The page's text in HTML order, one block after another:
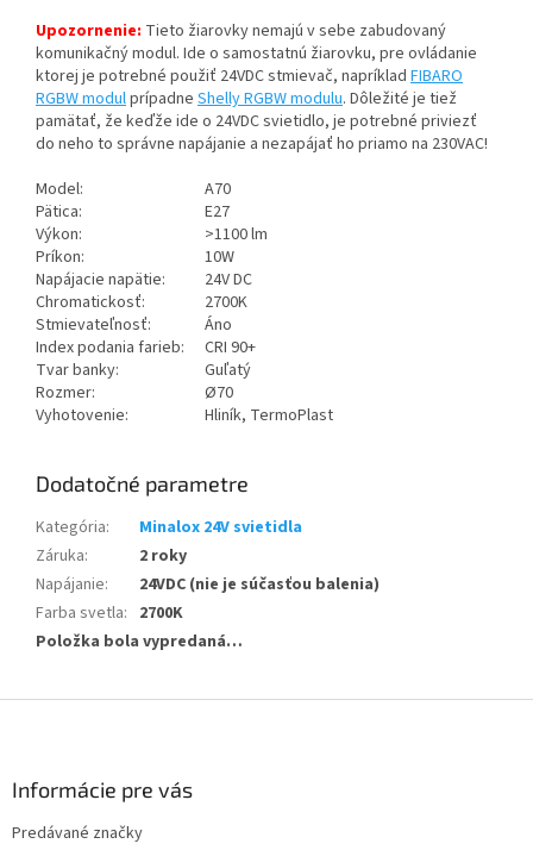
Upozornenie: Tieto žiarovky nemajú v sebe zabudovaný
komunikačný modul. Ide o samostatnú žiarovku, pre ovládanie
ktorej je potrebné použiť 24VDC stmievač, napríklad FIBARO
RGBW modulprípadne Shelly RGBW modulu. Dôležité je tiež
pamätať, že keďže ide o 24VDC svietidlo, je potrebné priviezť
do neho to správne napájanie a nezapájať ho priamo na 230VAC!
Model:
A70
Pätica:
E27
Výkon:
>1100 lm
Príkon:
10W
Napájacie napätie:
24V DC
Chromatickosť:
2700K
Stmievateľnosť:
Áno
Index podania farieb:
CRI 90+
Tvar banky:
Guľatý
Rozmer:
Ø70
Vyhotovenie:
Hliník, TermoPlast
Dodatočné parametre
Kategória:
Minalox 24V svietidla
Záruka:
2 roky
Napájanie:
24VDC (nie je súčasťou balenia)
Farba svetla: 2700K
Položka bola vypredaná…
Informácie pre vás
Predávané značky